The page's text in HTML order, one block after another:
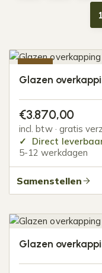
Glazen
€3.870,00
incl. btw · gratis
Direct
5-12 werkdagen
Samenstellen
Glazen